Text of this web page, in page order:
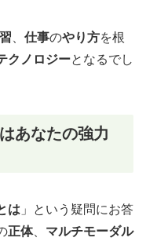
仕事のやり方を根
クノロジーとなるでし
あなたの強力
は 」という疑問にお答
正体、 マルチモーダル